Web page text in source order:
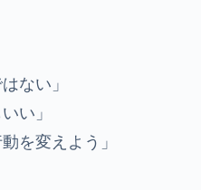
ない」
い」
を変えよう」